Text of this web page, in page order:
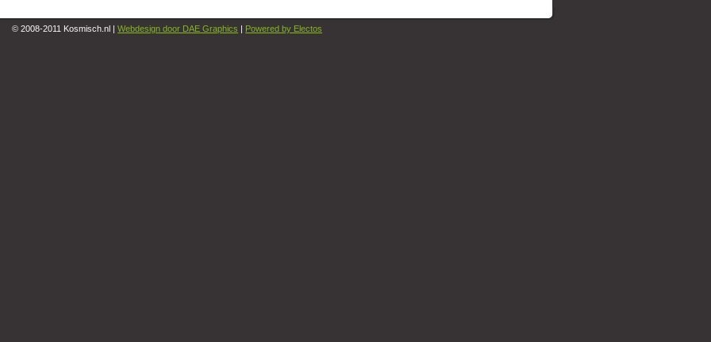
© 2008-2011 Kosmisch.nl |Webdesign door DAE Graphics | Powered by Electos